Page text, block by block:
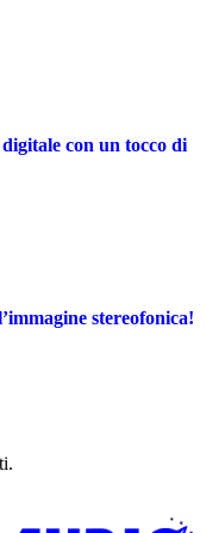
con un tocco di
stereofonica!